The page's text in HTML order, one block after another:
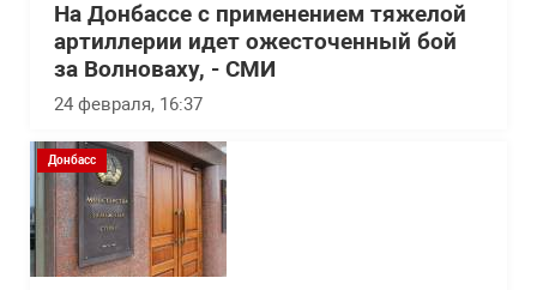
На Донбассе с применением тяжелой
артиллерии идет ожесточенный бой
за Волноваху, - СМИ
24 февраля, 16:37
Донбасс